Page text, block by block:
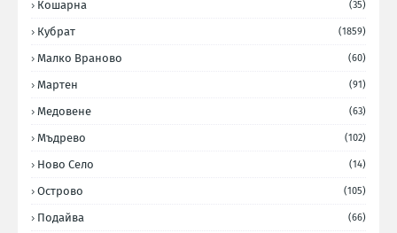
Кошарна (35)
Кубрат (1859)
Малко Враново (60)
Мартен (91)
Медовене (63)
Мъдрево (102)
Ново Село (14)
Острово (105)
Подайва (66)